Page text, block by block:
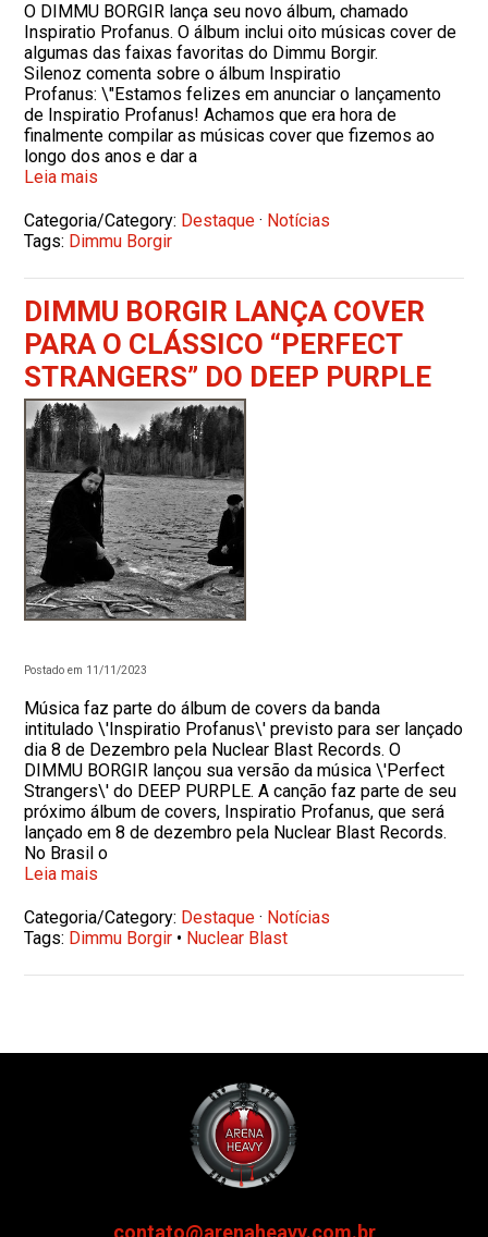
O DIMMU BORGIR lança seu novo álbum, chamado
Inspiratio Profanus. O álbum inclui oito músicas cover de
algumas das faixas favoritas do Dimmu Borgir.
Silenoz comenta sobre o álbum Inspiratio
Profanus: \"Estamos felizes em anunciar o lançamento
de Inspiratio Profanus! Achamos que era hora de
finalmente compilar as músicas cover que fizemos ao
longo dos anos e dar a
Leia mais
Categoria/Category: Destaque · Notícias
Tags: Dimmu Borgir
DIMMU BORGIR LANÇA COVER
PARA O CLÁSSICO “PERFECT
STRANGERS” DO DEEP PURPLE
Postado em 11/11/2023
Música faz parte do álbum de covers da banda
intitulado \'Inspiratio Profanus\' previsto para ser lançado
dia 8 de Dezembro pela Nuclear Blast Records. O
DIMMU BORGIR lançou sua versão da música \'Perfect
Strangers\' do DEEP PURPLE. A canção faz parte de seu
próximo álbum de covers, Inspiratio Profanus, que será
lançado em 8 de dezembro pela Nuclear Blast Records.
No Brasil o
Leia mais
Categoria/Category: Destaque · Notícias
Tags: Dimmu Borgir • Nuclear Blast
contato@arenaheavy.com.br